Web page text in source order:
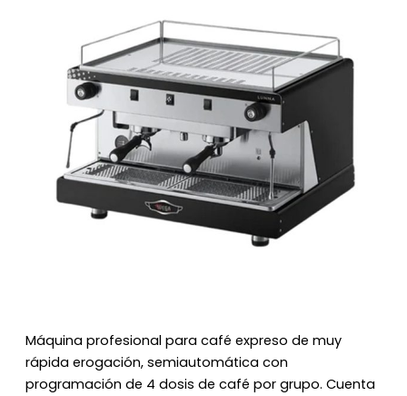
Máquina profesional para café expreso de muy
rápida erogación, semiautomática con
programación de 4 dosis de café por grupo. Cuenta